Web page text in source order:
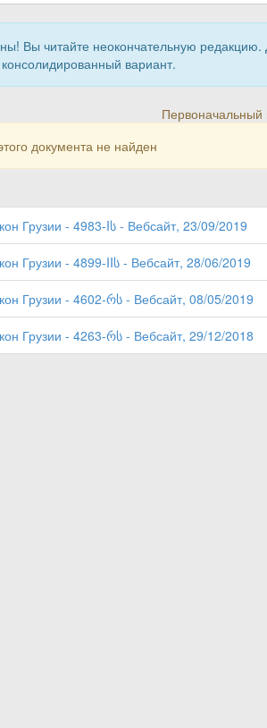
Вы читайте неокончательную
консолидированный вариант.
документа не найден
Грузии - 4983-Iს - Вебсайт, 23/09/2019
Грузии - 4899-IIს - Вебсайт, 28/06/2019
Грузии - 4602-რს - Вебсайт, 08/05/2019
Грузии - 4263-რს - Вебсайт, 29/12/2018